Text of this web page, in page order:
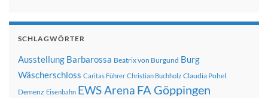
SCHLAGWÖRTER
Ausstellung Barbarossa Beatrix von Burgund Burg
Wäscherschloss Caritas Führer Christian Buchholz Claudia Pohel
Demenz Eisenbahn EWS Arena FA Göppingen